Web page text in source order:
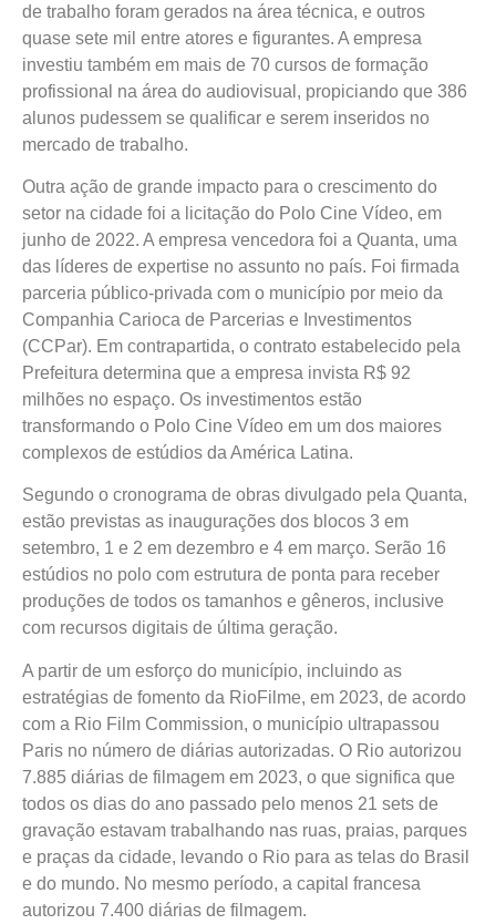
de trabalho foram gerados na área técnica, e outros
quase sete mil entre atores e figurantes. A empresa
investiu também em mais de 70 cursos de formação
profissional na área do audiovisual, propiciando que 386
alunos pudessem se qualificar e serem inseridos no
mercado de trabalho.
Outra ação de grande impacto para o crescimento do
setor na cidade foi a licitação do Polo Cine Vídeo, em
junho de 2022. A empresa vencedora foi a Quanta, uma
das líderes de expertise no assunto no país. Foi firmada
parceria público-privada com o município por meio da
Companhia Carioca de Parcerias e Investimentos
(CCPar). Em contrapartida, o contrato estabelecido pela
Prefeitura determina que a empresa invista R$ 92
milhões no espaço. Os investimentos estão
transformando o Polo Cine Vídeo em um dos maiores
complexos de estúdios da América Latina.
Segundo o cronograma de obras divulgado pela Quanta,
estão previstas as inaugurações dos blocos 3 em
setembro, 1 e 2 em dezembro e 4 em março. Serão 16
estúdios no polo com estrutura de ponta para receber
produções de todos os tamanhos e gêneros, inclusive
com recursos digitais de última geração.
A partir de um esforço do município, incluindo as
estratégias de fomento da RioFilme, em 2023, de acordo
com a Rio Film Commission, o município ultrapassou
Paris no número de diárias autorizadas. O Rio autorizou
7.885 diárias de filmagem em 2023, o que significa que
todos os dias do ano passado pelo menos 21 sets de
gravação estavam trabalhando nas ruas, praias, parques
e praças da cidade, levando o Rio para as telas do Brasil
e do mundo. No mesmo período, a capital francesa
autorizou 7.400 diárias de filmagem.